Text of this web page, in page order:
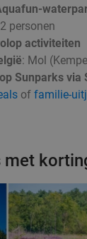
personen
activiteiten
: Mol
Sunparks via
of familie-
met